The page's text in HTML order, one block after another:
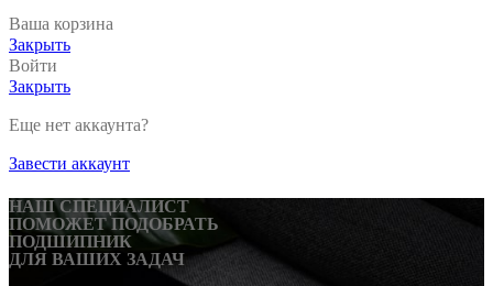
Ваша корзина
Закрыть
Войти
Закрыть
Еще нет аккаунта?
Завести аккаунт
НАШ СПЕЦИАЛИСТ
ПОМОЖЕТ ПОДОБРАТЬ
ПОДШИПНИК
ДЛЯ ВАШИХ ЗАДАЧ